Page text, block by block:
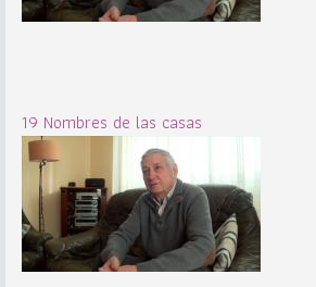
19 Nombres de las casas